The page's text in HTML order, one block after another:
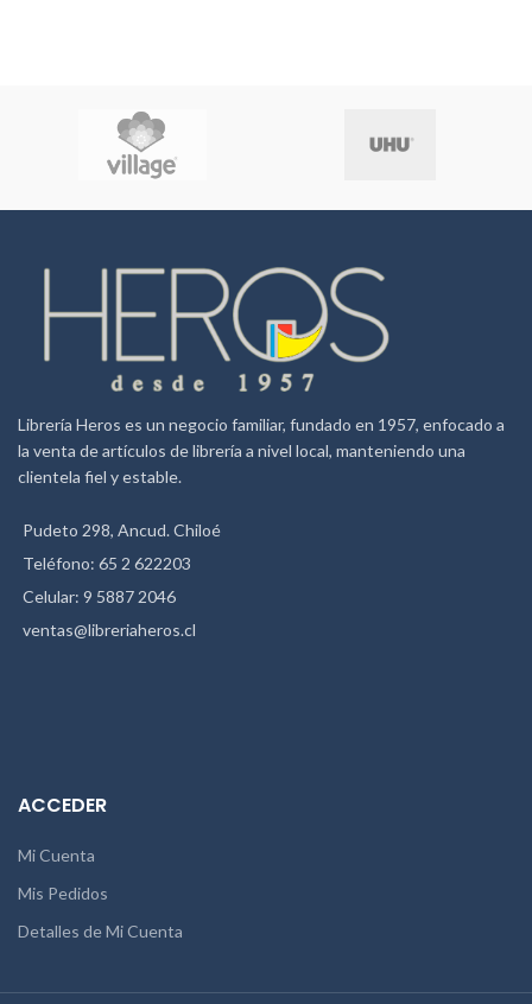
Librería Heros es un negocio familiar, fundado en 1957, enfocado a
la venta de artículos de librería a nivel local, manteniendo una
clientela fiel y estable.
Pudeto 298, Ancud. Chiloé
Teléfono: 65 2 622203
Celular: 9 5887 2046
ventas@libreriaheros.cl
ACCEDER
Mi Cuenta
Mis Pedidos
Detalles de Mi Cuenta